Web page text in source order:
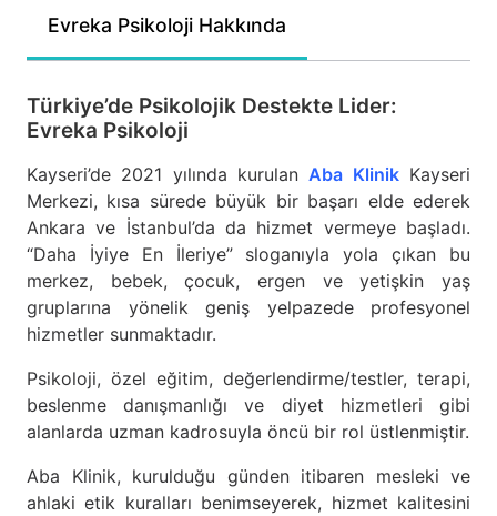
Evreka Psikoloji Hakkında
Türkiye’de Psikolojik Destekte Lider:
Evreka Psikoloji
Kayseri’de 2021 yılında kurulanAba KlinikKayseri
Merkezi, kısa sürede büyük bir başarı elde ederek
Ankara ve İstanbul’da da hizmet vermeye başladı.
“Daha İyiye En İleriye” sloganıyla yola çıkan bu
merkez, bebek, çocuk, ergen ve yetişkin yaş
gruplarına yönelik geniş yelpazede profesyonel
hizmetler sunmaktadır.
Psikoloji, özel eğitim, değerlendirme/testler, terapi,
beslenme danışmanlığı ve diyet hizmetleri gibi
alanlarda uzman kadrosuyla öncü bir rol üstlenmiştir.
Aba Klinik, kurulduğu günden itibaren mesleki ve
ahlaki etik kuralları benimseyerek, hizmet kalitesini